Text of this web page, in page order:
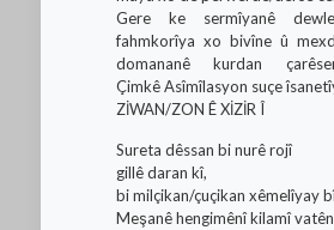
Gere ke sermîyanê
fahmkorîya xo bivîne û
domananê kurdan
Çimkê Asîmîlasyon suçe
ZİWAN/ZON Ê XİZİR Î
Sureta dêssan bi nurê rojî
gillê daran kî,
bi milçikan/çuçikan xêmelîyay
Meşanê hengimênî kilamî